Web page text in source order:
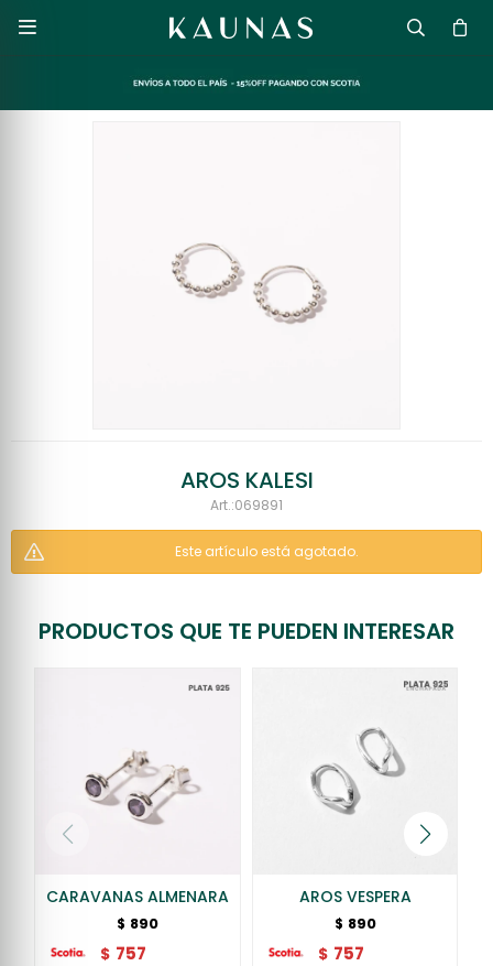

AROS KALESI
069891
Este artículo está agotado.
PRODUCTOS QUE TE PUEDEN INTERESAR
CARAVANAS ALMENARA
$ 890
$ 757
AROS VESPERA
$ 890
$ 757